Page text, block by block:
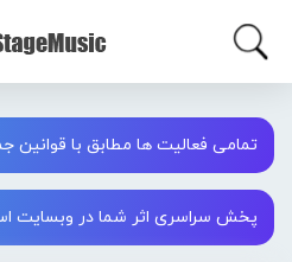
تمامی فعالیت ها مطابق با قوانین
پخش سراسری اثر شما در وبسایت استیج